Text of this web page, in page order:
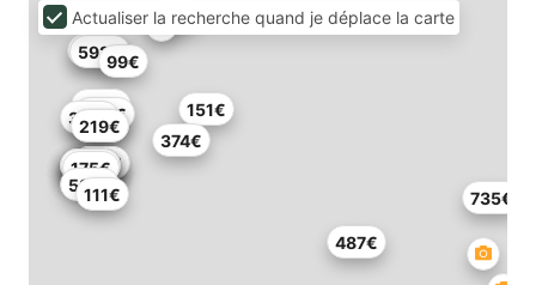
261€
587€
379€
423€
423€
233€
379€
87€
592€
254€
374€
111€
91€
151€
137€
175€
653€
236€
99€
803€
122€
219€
487€
735€
Actualiser la recherche quand je déplace la carte